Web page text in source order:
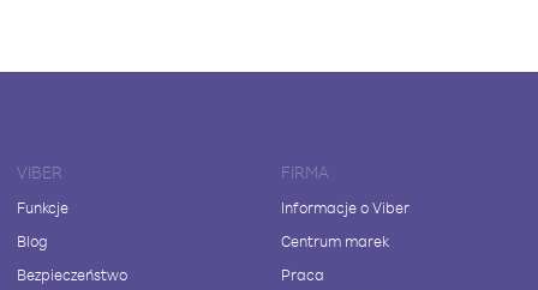
VIBER
Funkcje
Blog
Bezpieczeństwo
FIRMA
Informacje o Viber
Centrum marek
Praca